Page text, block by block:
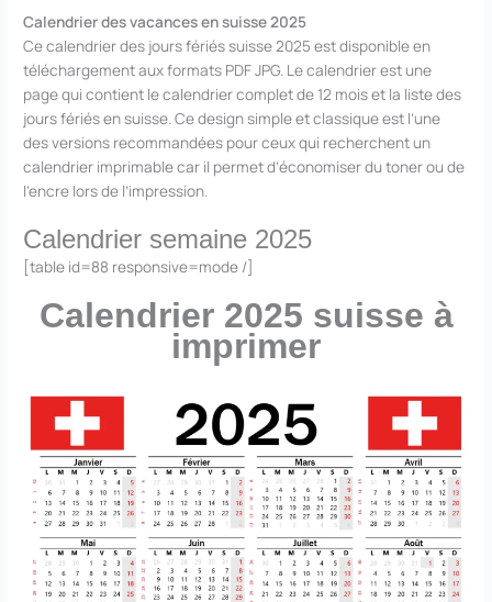
Calendrier des vacances en suisse 2025
Ce calendrier des jours fériés suisse 2025 est disponible en
téléchargement aux formats PDF JPG. Le calendrier est une
page qui contient le calendrier complet de 12 mois et la liste des
jours fériés en suisse. Ce design simple et classique est l’une
des versions recommandées pour ceux qui recherchent un
calendrier imprimable car il permet d’économiser du toner ou de
l’encre lors de l’impression.
Calendrier semaine 2025
[table id=88 responsive=mode /]
Calendrier 2025 suisse à
imprimer